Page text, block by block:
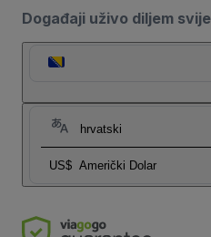
Događaji uživo diljem
hrvatski
US$ Američki Dolar